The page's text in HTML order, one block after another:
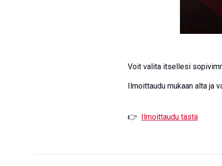
Voit valita itsellesi
Ilmoittaudu mukaan alta ja
👉 Ilmoittaudu tästä